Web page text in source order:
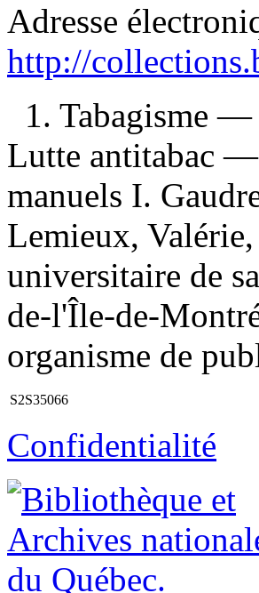
Adresse
http://
1. Tabagisme
Lutte antitabac —
manuels I.
Lemieux,
universitaire de
de-l'Île-de-
organisme de
S2S35066
Confidentialité